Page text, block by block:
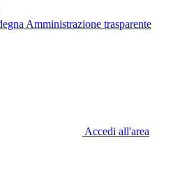
Amministrazione trasparente
Accedi all'area